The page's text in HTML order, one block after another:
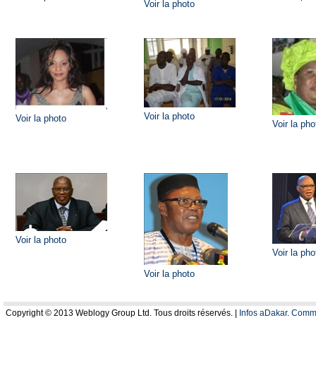
Voir la photo
Voir la photo Voir la photo
Voir la
Voir la photo
Voir la photo
Voir la
Copyright © 2013 Weblogy Group Ltd. Tous droits réservés. | Infos aDakar.